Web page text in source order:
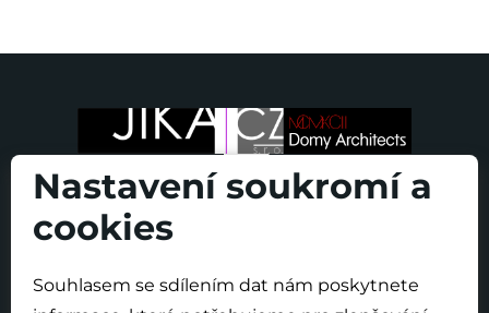
O projektu
Nastavení soukromí a
cookies
Souhlasem se sdílením dat nám poskytnete